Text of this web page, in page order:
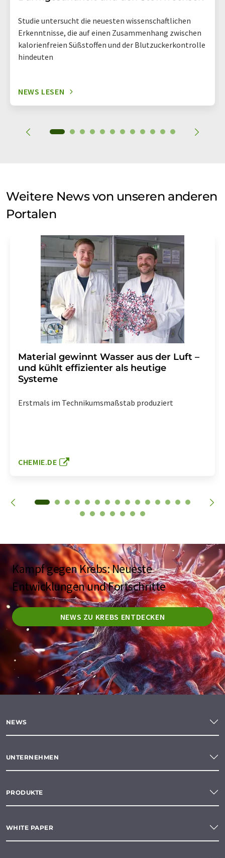
Studie untersucht die neuesten wissenschaftlichen
Erkenntnisse, die auf einen Zusammenhang zwischen
kalorienfreien Süßstoffen und der Blutzuckerkontrolle
hindeuten
NEWS LESEN
Weitere News von unseren anderen
Portalen
Material gewinnt Wasser aus der Luft –
und kühlt effizienter als heutige
Systeme
Erstmals im Technikumsmaßstab produziert
CHEMIE.DE
Kampf gegen Krebs: Neueste
Entwicklungen und Fortschritte
NEWS ZU KREBS ENTDECKEN
NEWS
UNTERNEHMEN
PRODUKTE
WHITE PAPER